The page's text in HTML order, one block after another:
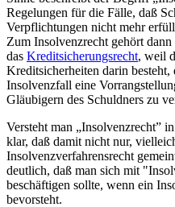
Regelungen für die Fälle, daß
Verpflichtungen nicht mehr
Zum Insolvenzrecht gehört
das Kreditsicherungsrecht, weil
Kreditsicherheiten darin
Insolvenzfall eine
Gläubigern des Schuldners zu
Versteht man „Insolvenzrecht”
klar, daß damit nicht nur,
Insolvenzverfahrensrecht
deutlich, daß man sich mit
beschäftigen sollte, wenn ein
bevorsteht.